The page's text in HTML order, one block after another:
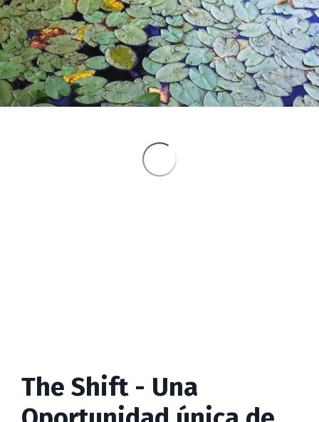
The Shift - Una